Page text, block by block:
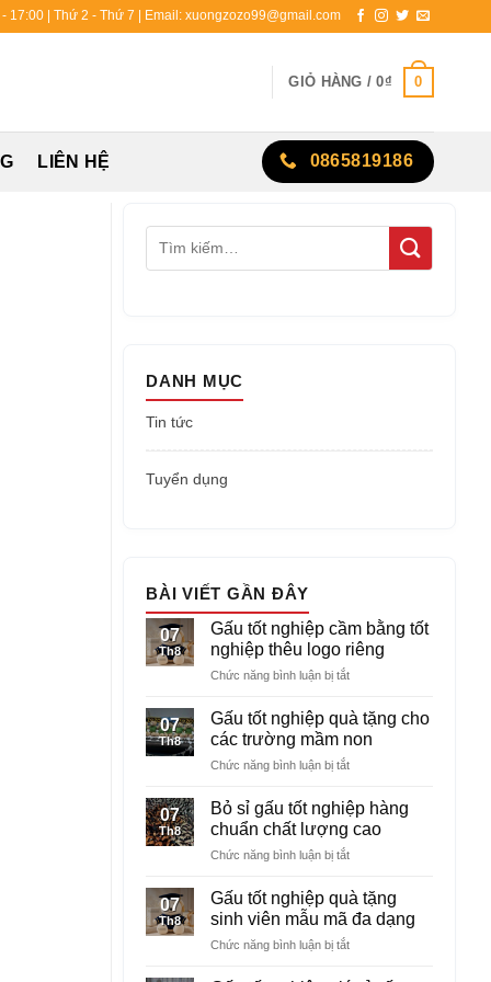
17:00 | Thứ 2 - Thứ 7 | Email: xuongzozo99@gmail.com
GIỎ HÀNG /0₫ 0
LIÊN HỆ 0865819186
DANH MỤC
Tin tức
Tuyển dụng
BÀI VIẾT GẦN ĐÂY
07
Th8
Gấu tốt nghiệp cầm bằng tốt
nghiệp thêu logo riêng
Chức năng bình luận bị tắtở
tốt
nghiệp
cầm
bằng
nghiệp
thêu
riêng
07
Th8
Gấu tốt nghiệp quà tặng cho
các trường mầm non
Chức năng bình luận bị tắtở
tốt
nghiệp
quà
tặng
các
trường
non
07
Th8
Bỏ sỉ gấu tốt nghiệp hàng
chuẩn chất lượng cao
Chức năng bình luận bị tắtở
sỉ
gấu
tốt
nghiệp
07
Th8
Gấu tốt nghiệp quà tặng
sinh viên mẫu mã đa dạng
Chức năng bình luận bị tắtở